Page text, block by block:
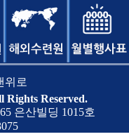
위로
Rights Reserved.
은산빌딩 1015호